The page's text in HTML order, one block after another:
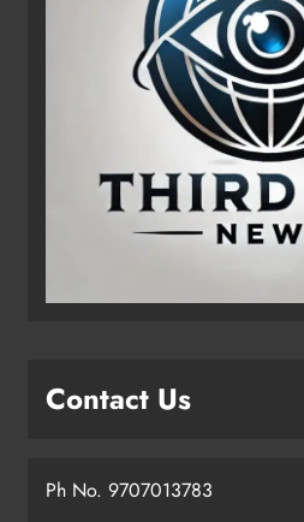
Contact Us
Ph No. 9707013783